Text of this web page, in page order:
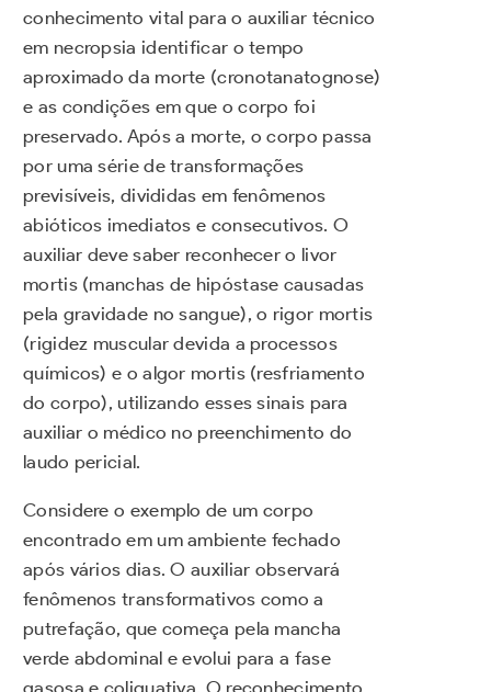
conhecimento vital para o auxiliar técnico
em necropsia identificar o tempo
aproximado da morte (cronotanatognose)
e as condições em que o corpo foi
preservado. Após a morte, o corpo passa
por uma série de transformações
previsíveis, divididas em fenômenos
abióticos imediatos e consecutivos. O
auxiliar deve saber reconhecer o livor
mortis (manchas de hipóstase causadas
pela gravidade no sangue), o rigor mortis
(rigidez muscular devida a processos
químicos) e o algor mortis (resfriamento
do corpo), utilizando esses sinais para
auxiliar o médico no preenchimento do
laudo pericial.
Considere o exemplo de um corpo
encontrado em um ambiente fechado
após vários dias. O auxiliar observará
fenômenos transformativos como a
putrefação, que começa pela mancha
verde abdominal e evolui para a fase
gasosa e coliquativa. O reconhecimento